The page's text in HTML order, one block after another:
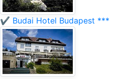
✔️ Budai Hotel Budapest ***